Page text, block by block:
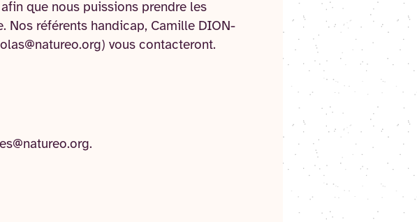
que nous puissions prendre les
Nos référents handicap, Camille DION-
vous contacteront.